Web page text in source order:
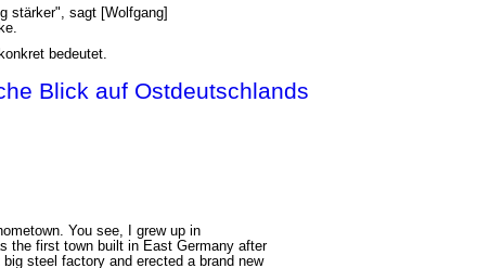
stärker", sagt [Wolfgang]
bedeutet.
Blick auf Ostdeutschlands
You see, I grew up in
the first town built in East Germany after
steel factory and erected a brand new